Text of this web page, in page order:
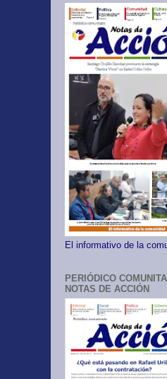
El informativo de la
PERIÓDICO
NOTAS DE ACCIÓN